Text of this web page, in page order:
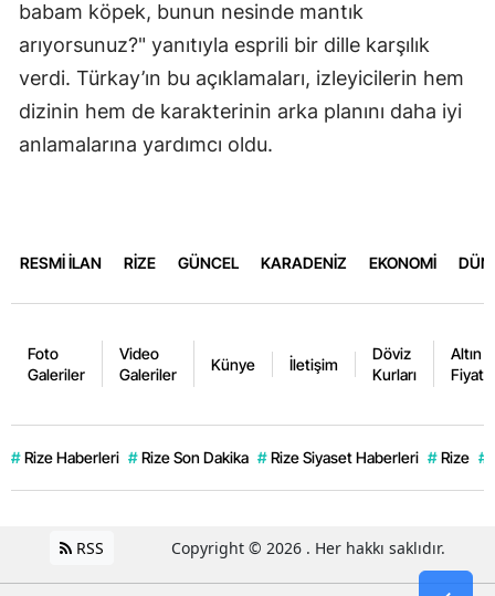
babam köpek, bunun nesinde mantık
arıyorsunuz?" yanıtıyla esprili bir dille karşılık
verdi. Türkay’ın bu açıklamaları, izleyicilerin hem
dizinin hem de karakterinin arka planını daha iyi
anlamalarına yardımcı oldu.
RESMİ İLAN RİZE GÜNCEL KARADENİZ EKONOMİ
Foto
Galeriler
Video
Galeriler
Künye İletişim
Döviz
Kurları
Altın
# Rize Haberleri # Rize Son Dakika # Rize Siyaset Haberleri # Rize #
RSS Copyright © 2026 . Her hakkı saklıdır.